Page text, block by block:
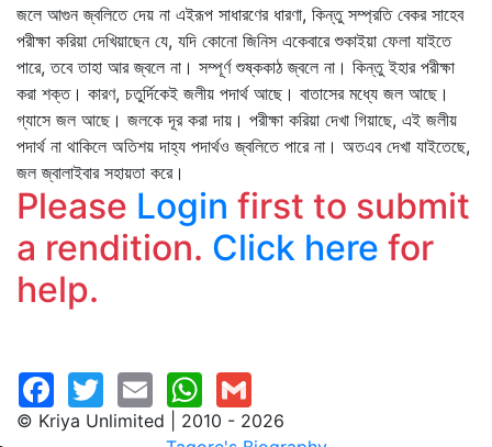
জলে আগুন জ্বলিতে দেয় না এইরূপ সাধারণের ধারণা, কিন্তু সম্প্রতি বেকর সাহেব
পরীক্ষা করিয়া দেখিয়াছেন যে, যদি কোনো জিনিস একেবারে শুকাইয়া ফেলা যাইতে
পারে, তবে তাহা আর জ্বলে না। সম্পূর্ণ শুষ্ককাঠ জ্বলে না। কিন্তু ইহার পরীক্ষা
করা শক্ত। কারণ, চতুর্দিকেই জলীয় পদার্থ আছে। বাতাসের মধ্যে জল আছে।
গ্যাসে জল আছে। জলকে দূর করা দায়। পরীক্ষা করিয়া দেখা গিয়াছে, এই জলীয়
পদার্থ না থাকিলে অতিশয় দাহ্য পদার্থও জ্বলিতে পারে না। অতএব দেখা যাইতেছে,
জল জ্বালাইবার সহায়তা করে।
Please Login first to submit
a rendition. Click here for
help.
© Kriya Unlimited | 2010 - 2026